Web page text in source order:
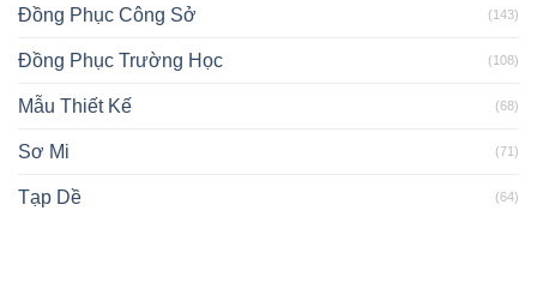
Đồng Phục Công Sở (143)
Đồng Phục Trường Học (108)
Mẫu Thiết Kế (68)
Sơ Mi (71)
Tạp Dề (64)